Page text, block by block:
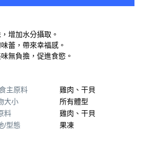
增加水分攝取。
蕾，帶來幸福感。
無負擔，促進食慾。
主原料
雞肉、干貝
大小
所有體型
料
雞肉、干貝
/型態
果凍